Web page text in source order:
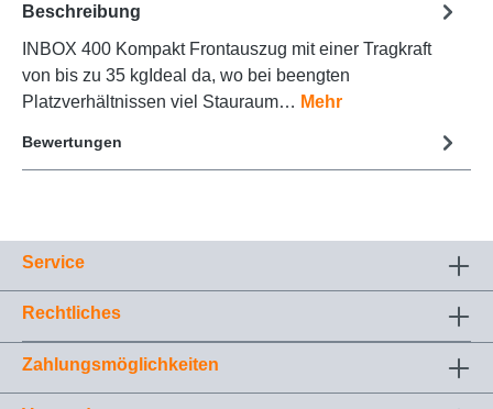
Beschreibung
INBOX 400 Kompakt Frontauszug mit einer Tragkraft
von bis zu 35 kgIdeal da, wo bei beengten
Platzverhältnissen viel Stauraum… Mehr
Bewertungen
Service
Rechtliches
Zahlungsmöglichkeiten